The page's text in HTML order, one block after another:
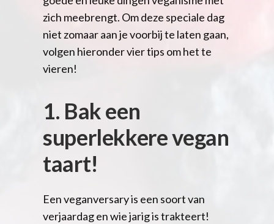
zich meebrengt. Om deze speciale dag
niet zomaar aan je voorbij te laten gaan,
volgen hieronder vier tips om het te
vieren!
1. Bak een
superlekkere vegan
taart!
Een veganversary is een soort van
verjaardag en wie jarig is trakteert!